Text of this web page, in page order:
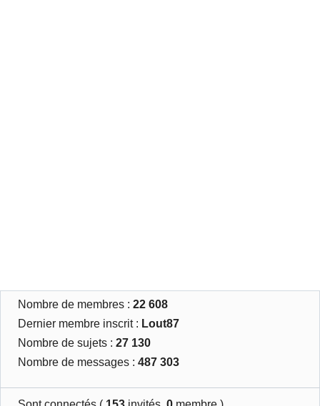
Nombre de membres :22 608
Dernier membre inscrit : Lout87
Nombre de sujets :27 130
Nombre de messages :487 303